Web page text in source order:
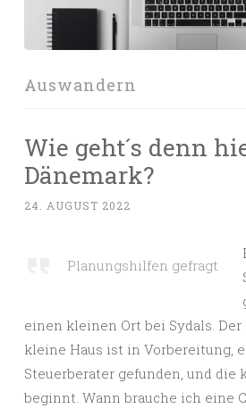
Auswandern
Wie geht´s denn
Dänemark?
24. AUGUST 2022
Planungshilfen gefragt
einen kleinen Ort bei Sydals. Der
kleine Haus ist in Vorbereitung,
Steuerberater gefunden, und die
beginnt. Wann brauche ich eine